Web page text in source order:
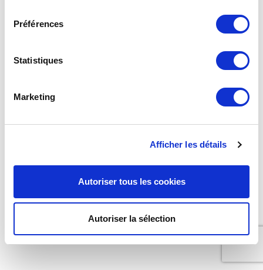
Préférences
Statistiques
Marketing
Afficher les détails
Autoriser tous les cookies
Autoriser la sélection